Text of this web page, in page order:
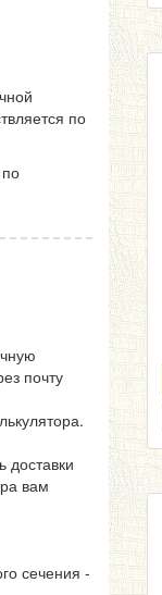
по
почту
доставки
вам
сечения -